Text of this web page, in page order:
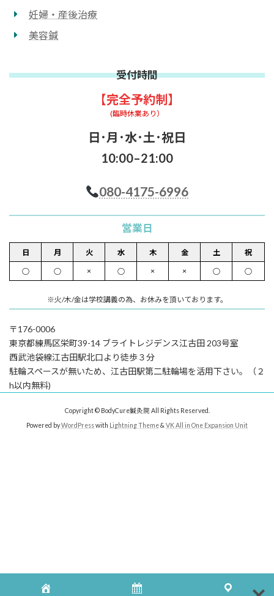
妊婦・産後治療
美容鍼
受付時間
【完全予約制】
(臨時休業あり）
日･月･水･土･祝日
10:00–21:00
080-4175-6996
営業日
日 月 火 水 木 金 土 祝
○ ○ × ○ × × ○ ○
※火/木/金は学校講義の為、お休みを頂いております。
〒176-0006
東京都練⾺区栄町39-14 ブライトレジデンス江古⽥ 203号室
⻄武池袋線江古⽥駅北⼝より徒歩３分
駐輪スペースが無いため、江古⽥駅第⼆駐輪場を活⽤下さい。（２
h以内無料)
Copyright © BodyCure鍼灸院 All Rights Reserved.
Powered byWordPresswith Lightning Theme& VK All in One Expansion Unit